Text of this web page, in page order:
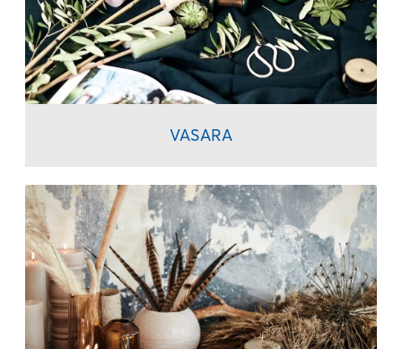
VASARA